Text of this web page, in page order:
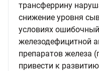
трансферрину
снижение уровня
условиях
железодефицитной
препаратов железа
привести к